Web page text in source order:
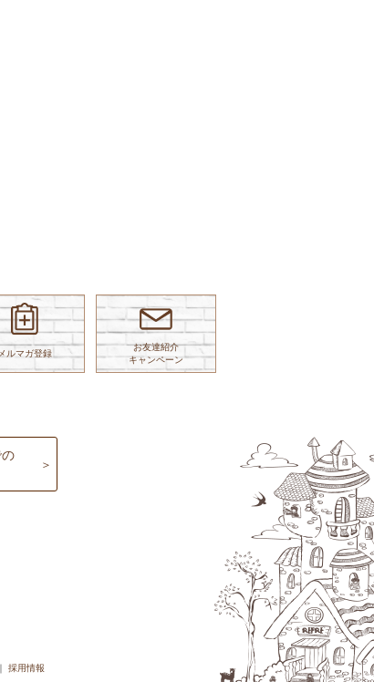
ルマガ登録
お友達紹介
キャンペーン
採用情報